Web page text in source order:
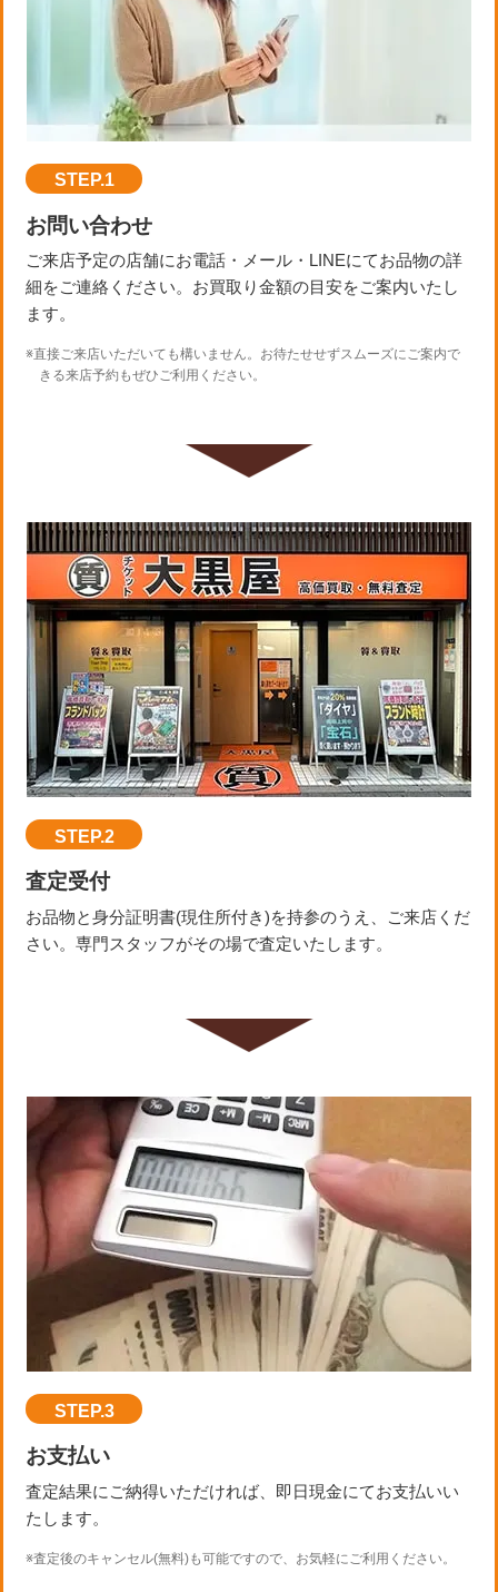
STEP.1
お問い合わせ
ご来店予定の店舗にお電話・メール・LINEにてお品物の詳
細をご連絡ください。お買取り金額の目安をご案内いたし
ます。
※直接ご来店いただいても構いません。お待たせせずスムーズにご案内で
きる来店予約もぜひご利用ください。
STEP.2
査定受付
お品物と身分証明書(現住所付き)を持参のうえ、ご来店くだ
さい。専門スタッフがその場で査定いたします。
STEP.3
お支払い
査定結果にご納得いただければ、即日現金にてお支払いい
たします。
※査定後のキャンセル(無料)も可能ですので、お気軽にご利用ください。